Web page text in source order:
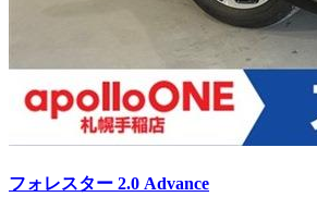
フォレスター 2.0 Advance